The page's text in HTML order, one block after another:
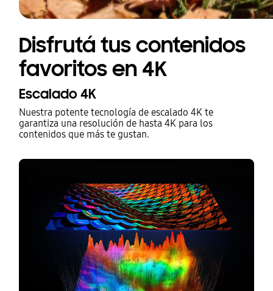
Disfrutá tus contenidos
favoritos en 4K
Escalado 4K
Nuestra potente tecnología de escalado 4K te
garantiza una resolución de hasta 4K para los
contenidos que más te gustan.